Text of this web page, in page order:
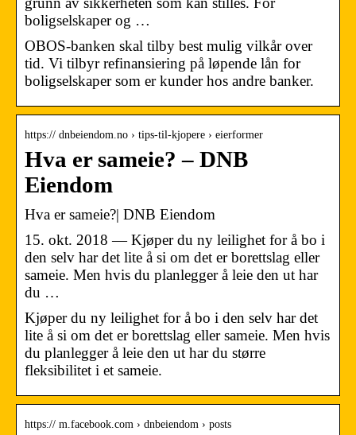
boligselskaper og …
OBOS-banken skal tilby best mulig vilkår over
tid. Vi tilbyr refinansiering på løpende lån for
boligselskaper som er kunder hos andre banker.
https:// dnbeiendom.no › tips-til-kjopere › eierformer
Hva er sameie? – DNB
Eiendom
Hva er sameie?| DNB Eiendom
15. okt. 2018 — Kjøper du ny leilighet for å bo i
den selv har det lite å si om det er borettslag eller
sameie. Men hvis du planlegger å leie den ut har
du …
Kjøper du ny leilighet for å bo i den selv har det
lite å si om det er borettslag eller sameie. Men hvis
du planlegger å leie den ut har du større
fleksibilitet i et sameie.
https:// m.facebook.com › dnbeiendom › posts